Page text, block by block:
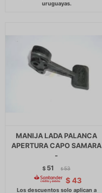
MANIJA LADA PALANCA
APERTURA CAPO SAMARA
-
$ 51 $ 53
$ 43